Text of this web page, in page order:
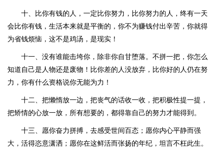
十、比你有钱的人，一定比你努力，比你努力的人，终有一天
会比你有钱，生活本来就是平衡的，你不为赚钱付出辛苦，你就得
为省钱烦恼，这不是鸡汤，是现实！
十一、没有谁能击垮你，除非你自甘堕落。不拼一把，你怎么
知道自己是人物还是废物！比你差的人没放弃，比你好的人仍在努
力，你有什么资格说你无能为力！
十二、把懒惰放一边，把丧气的话收一收，把积极性提一提，
把矫情的心放一放，所有想要的，都得靠自己的努力才能得到。
十三、愿你奋力拼搏，去感受世间百态；愿你内心平静而强
大，活得恣意潇洒；愿你在这鲜活而张扬的年纪，坦言不枉此生。